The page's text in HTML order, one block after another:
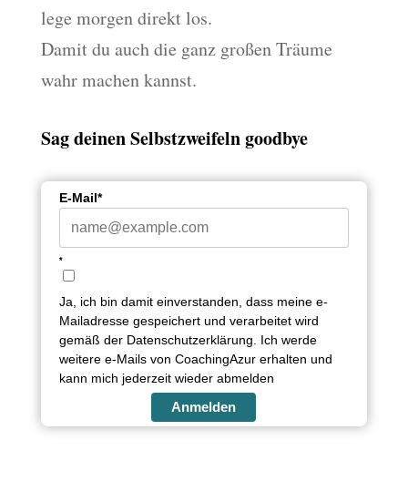
lege morgen direkt los.
Damit du auch die ganz großen Träume
wahr machen kannst.
Sag deinen Selbstzweifeln goodbye
E-Mail*
*
Ja, ich bin damit einverstanden, dass meine e-
Mailadresse gespeichert und verarbeitet wird
gemäß der Datenschutzerklärung. Ich werde
weitere e-Mails von CoachingAzur erhalten und
kann mich jederzeit wieder abmelden
Anmelden